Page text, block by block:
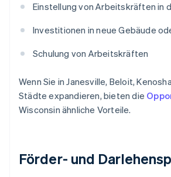
Einstellung von Arbeitskräften in
Investitionen in neue Gebäude
Schulung von Arbeitskräften
Wenn Sie in Janesville, Beloit,
Städte expandieren, bieten die
Wisconsin ähnliche Vorteile.
Förder- und